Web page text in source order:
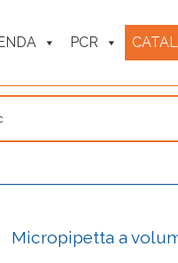
PCR
Micropipetta a